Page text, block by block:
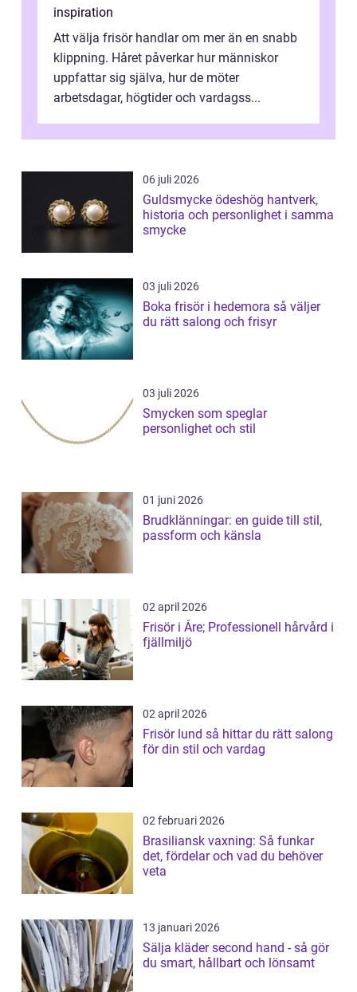
inspiration
Att välja frisör handlar om mer än en snabb
klippning. Håret påverkar hur människor
uppfattar sig själva, hur de möter
arbetsdagar, högtider och vardagss...
06 juli 2026
Guldsmycke ödeshög hantverk,
historia och personlighet i samma
smycke
03 juli 2026
Boka frisör i hedemora så väljer
du rätt salong och frisyr
03 juli 2026
Smycken som speglar
personlighet och stil
01 juni 2026
Brudklänningar: en guide till stil,
passform och känsla
02 april 2026
Frisör i Åre; Professionell hårvård i
fjällmiljö
02 april 2026
Frisör lund så hittar du rätt salong
för din stil och vardag
02 februari 2026
Brasiliansk vaxning: Så funkar
det, fördelar och vad du behöver
veta
13 januari 2026
Sälja kläder second hand - så gör
du smart, hållbart och lönsamt